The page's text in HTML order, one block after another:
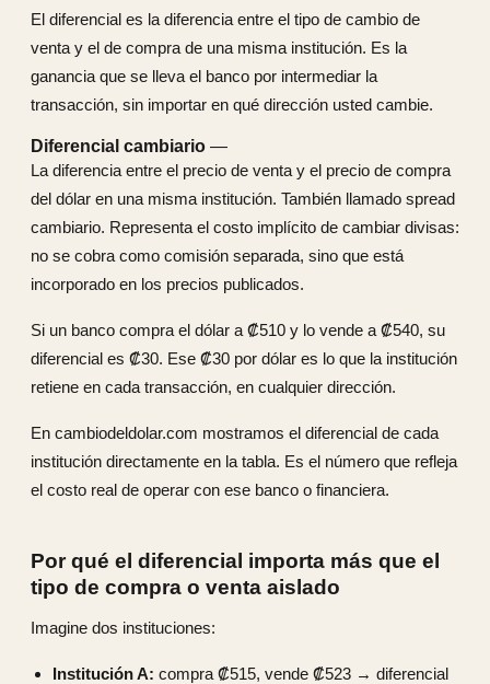
El diferencial es la diferencia entre el tipo de cambio de
venta y el de compra de una misma institución. Es la
ganancia que se lleva el banco por intermediar la
transacción, sin importar en qué dirección usted cambie.
Diferencial cambiario —
La diferencia entre el precio de venta y el precio de compra
del dólar en una misma institución. También llamado spread
cambiario. Representa el costo implícito de cambiar divisas:
no se cobra como comisión separada, sino que está
incorporado en los precios publicados.
Si un banco compra el dólar a ₡510 y lo vende a ₡540, su
diferencial es ₡30. Ese ₡30 por dólar es lo que la institución
retiene en cada transacción, en cualquier dirección.
En cambiodeldolar.com mostramos el diferencial de cada
institución directamente en la tabla. Es el número que refleja
el costo real de operar con ese banco o financiera.
Por qué el diferencial importa más que el
tipo de compra o venta aislado
Imagine dos instituciones:
Institución A: compra ₡515, vende ₡523 → diferencial